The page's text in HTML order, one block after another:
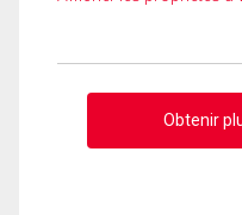
Obtenir